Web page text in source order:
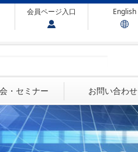
会員ページ入口 English
・セミナー お問い合わせ